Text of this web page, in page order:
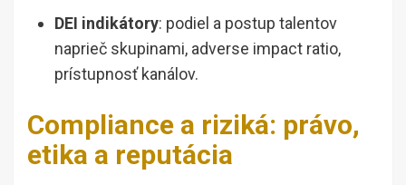
DEI indikátory: podiel a postup talentov
naprieč skupinami, adverse impact ratio,
prístupnosť kanálov.
Compliance a riziká: právo,
etika a reputácia